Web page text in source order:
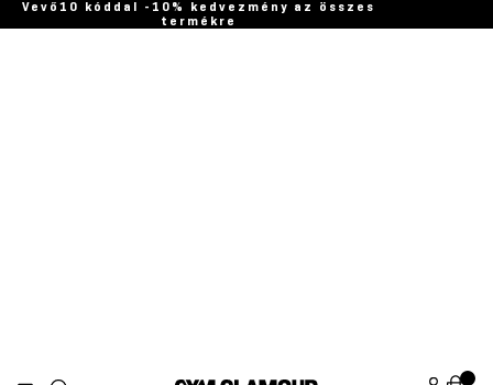
Vevő10 kóddal -10% kedvezmény az összes
termékre